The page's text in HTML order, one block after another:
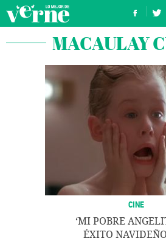
MACAULAY
CINE
‘MI POBRE
ÉXITO